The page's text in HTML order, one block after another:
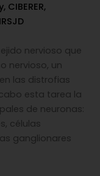
nervioso que
nervioso, un
las distrofias
esta tarea la
de neuronas:
células
ganglionares